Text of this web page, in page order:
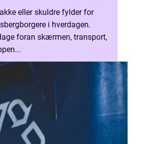
eller skuldre fylder for
i hverdagen.
foran skærmen, transport,
kroppen...